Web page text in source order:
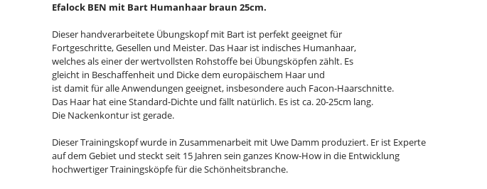
Efalock BEN mit Bart Humanhaar braun 25cm.
Dieser handverarbeitete Übungskopf mit Bart ist perfekt geeignet für
Fortgeschritte, Gesellen und Meister. Das Haar ist indisches Humanhaar,
welches als einer der wertvollsten Rohstoffe bei Übungsköpfen zählt. Es
gleicht in Beschaffenheit und Dicke dem europäischem Haar und
ist damit für alle Anwendungen geeignet, insbesondere auch Facon-Haarschnitte.
Das Haar hat eine Standard-Dichte und fällt natürlich. Es ist ca. 20-25cm lang.
Die Nackenkontur ist gerade.
Dieser Trainingskopf wurde in Zusammenarbeit mit Uwe Damm produziert. Er ist Experte
auf dem Gebiet und steckt seit 15 Jahren sein ganzes Know-How in die Entwicklung
hoch­wertiger Trainingsköpfe für die Schönheitsbranche.